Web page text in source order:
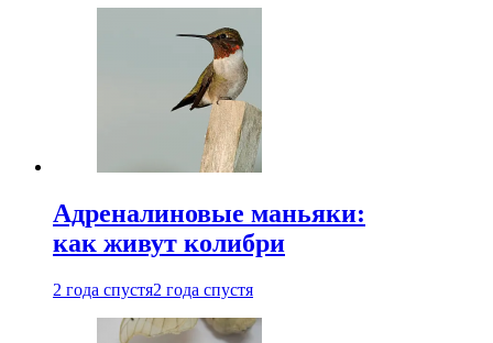
Адреналиновые маньяки:
как живут колибри
2 года спустя2 года спустя